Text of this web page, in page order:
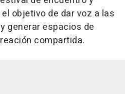
objetivo de dar voz a las
generar espacios de
compartida.